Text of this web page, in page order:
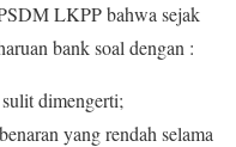
LKPP bahwa sejak
bank soal dengan :
dimengerti;
yang rendah selama